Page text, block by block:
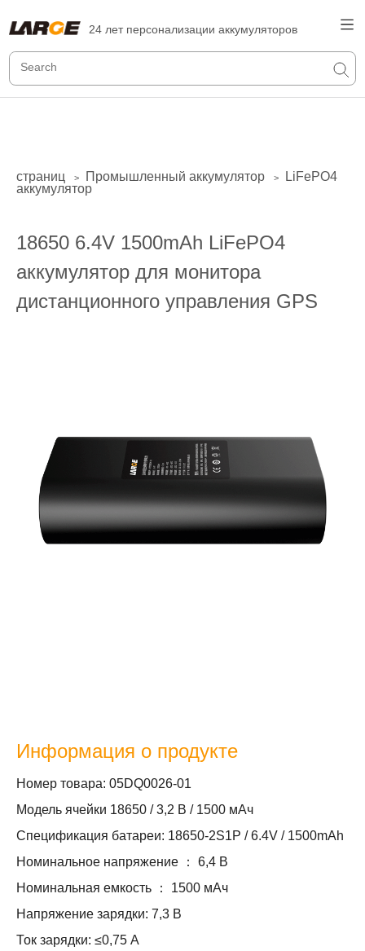
24 лет персонализации аккумуляторов
страниц > Промышленный аккумулятор >
LiFePO4
аккумулятор
18650 6.4V 1500mAh LiFePO4
аккумулятор для монитора
дистанционного управления GPS
Информация о продукте
Номер товара: 05DQ0026-01
Модель ячейки 18650 / 3,2 В / 1500 мАч
Спецификация батареи: 18650-2S1P / 6.4V / 1500mAh
Номинальное напряжение ： 6,4 В
Номинальная емкость ： 1500 мАч
Напряжение зарядки: 7,3 В
Ток зарядки: ≤0,75 А